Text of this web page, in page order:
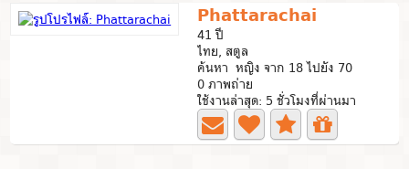
Phattarachai
41 ปี
ไทย, สตูล
ค้นหา หญิง จาก 18 ไปยัง 70
0 ภาพถ่าย
ใช้งานล่าสุด: 5 ชั่วโมงที่ผ่านมา